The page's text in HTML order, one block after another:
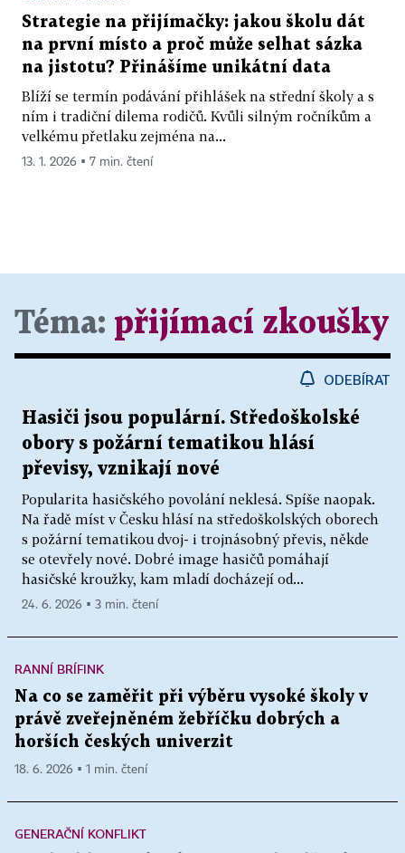
Strategie na přijímačky: jakou školu dát
na první místo a proč může selhat sázka
na jistotu? Přinášíme unikátní data
Blíží se termín podávání přihlášek na střední školy a s
ním i tradiční dilema rodičů. Kvůli silným ročníkům a
velkému přetlaku zejména na...
13. 1. 2026 ▪ 7 min. čtení
Téma: přijímací zkoušky
ODEBÍRAT
Hasiči jsou populární. Středoškolské
obory s požární tematikou hlásí
převisy, vznikají nové
Popularita hasičského povolání neklesá. Spíše naopak.
Na řadě míst v Česku hlásí na středoškolských oborech
s požární tematikou dvoj- i trojnásobný převis, někde
se otevřely nové. Dobré image hasičů pomáhají
hasičské kroužky, kam mladí docházejí od...
24. 6. 2026 ▪ 3 min. čtení
RANNÍ BRÍFINK
Na co se zaměřit při výběru vysoké školy v
právě zveřejněném žebříčku dobrých a
horších českých univerzit
18. 6. 2026 ▪ 1 min. čtení
GENERAČNÍ KONFLIKT